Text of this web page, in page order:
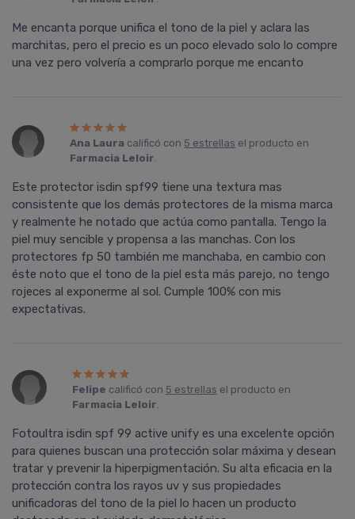
Me encanta porque unifica el tono de la piel y aclara las
marchitas, pero el precio es un poco elevado solo lo compre
una vez pero volvería a comprarlo porque me encanto
Ana Laura calificó con 5 estrellas el producto en
Farmacia Leloir.
Este protector isdin spf99 tiene una textura mas
consistente que los demás protectores de la misma marca
y realmente he notado que actúa como pantalla. Tengo la
piel muy sencible y propensa a las manchas. Con los
protectores fp 50 también me manchaba, en cambio con
éste noto que el tono de la piel esta más parejo, no tengo
rojeces al exponerme al sol. Cumple 100% con mis
expectativas.
Felipe calificó con 5 estrellas el producto en
Farmacia Leloir.
Fotoultra isdin spf 99 active unify es una excelente opción
para quienes buscan una protección solar máxima y desean
tratar y prevenir la hiperpigmentación. Su alta eficacia en la
protección contra los rayos uv y sus propiedades
unificadoras del tono de la piel lo hacen un producto